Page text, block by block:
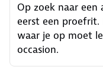
Op zoek naar een
eerst een
waar je op moet
occasion.